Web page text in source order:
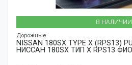
В НАЛИЧИИ
Дорожные
NISSAN 180SX TYPE X (RPS13)
НИССАН 180SX ТИП X RPS13